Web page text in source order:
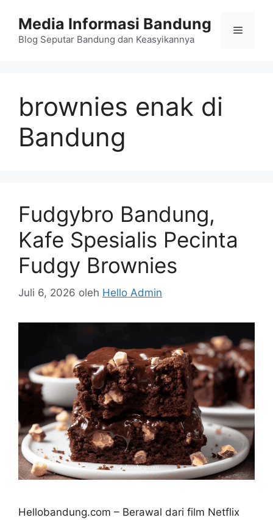
Media Informasi Bandung
Blog Seputar Bandung dan Keasyikannya
Menu
brownies enak di
Bandung
Fudgybro Bandung,
Kafe Spesialis Pecinta
Fudgy Brownies
Juli 6, 2026 oleh Hello Admin
Hellobandung.com – Berawal dari film Netflix